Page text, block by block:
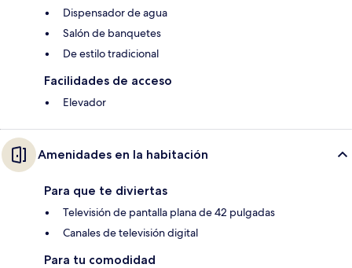
Dispensador de agua
Salón de banquetes
De estilo tradicional
Facilidades de acceso
Elevador
Amenidades en la habitación
Para que te diviertas
Televisión de pantalla plana de 42 pulgadas
Canales de televisión digital
Para tu comodidad